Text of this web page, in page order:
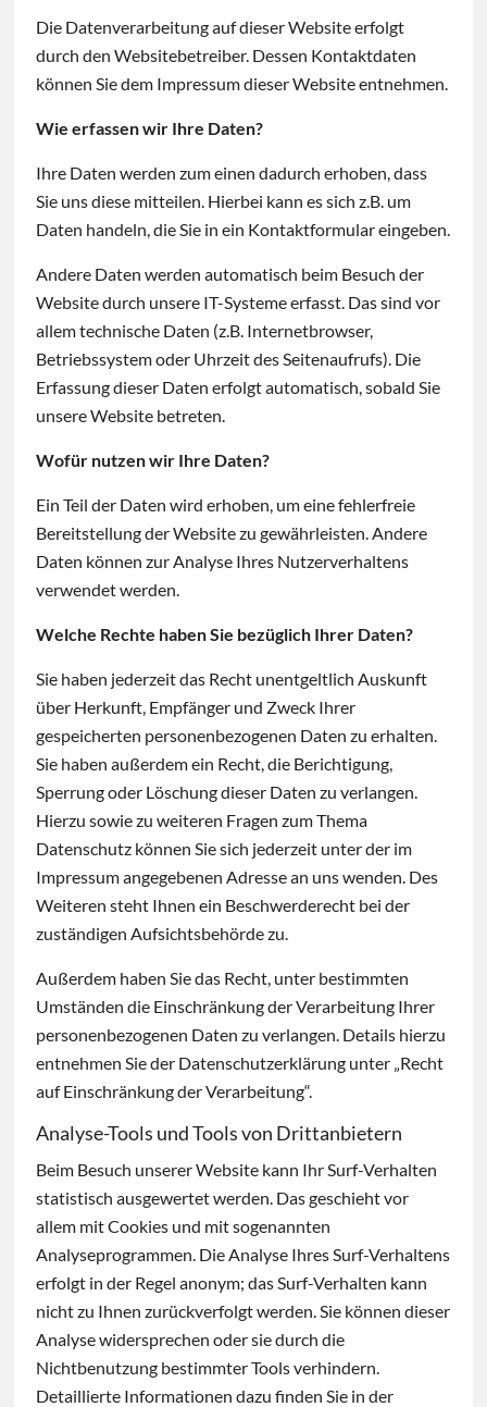
Die Datenverarbeitung auf dieser Website erfolgt
durch den Websitebetreiber. Dessen Kontaktdaten
können Sie dem Impressum dieser Website entnehmen.
Wie erfassen wir Ihre Daten?
Ihre Daten werden zum einen dadurch erhoben, dass
Sie uns diese mitteilen. Hierbei kann es sich z.B. um
Daten handeln, die Sie in ein Kontaktformular eingeben.
Andere Daten werden automatisch beim Besuch der
Website durch unsere IT-Systeme erfasst. Das sind vor
allem technische Daten (z.B. Internetbrowser,
Betriebssystem oder Uhrzeit des Seitenaufrufs). Die
Erfassung dieser Daten erfolgt automatisch, sobald Sie
unsere Website betreten.
Wofür nutzen wir Ihre Daten?
Ein Teil der Daten wird erhoben, um eine fehlerfreie
Bereitstellung der Website zu gewährleisten. Andere
Daten können zur Analyse Ihres Nutzerverhaltens
verwendet werden.
Welche Rechte haben Sie bezüglich Ihrer Daten?
Sie haben jederzeit das Recht unentgeltlich Auskunft
über Herkunft, Empfänger und Zweck Ihrer
gespeicherten personenbezogenen Daten zu erhalten.
Sie haben außerdem ein Recht, die Berichtigung,
Sperrung oder Löschung dieser Daten zu verlangen.
Hierzu sowie zu weiteren Fragen zum Thema
Datenschutz können Sie sich jederzeit unter der im
Impressum angegebenen Adresse an uns wenden. Des
Weiteren steht Ihnen ein Beschwerderecht bei der
zuständigen Aufsichtsbehörde zu.
Außerdem haben Sie das Recht, unter bestimmten
Umständen die Einschränkung der Verarbeitung Ihrer
personenbezogenen Daten zu verlangen. Details hierzu
entnehmen Sie der Datenschutzerklärung unter „Recht
auf Einschränkung der Verarbeitung“.
Analyse-Tools und Tools von Drittanbietern
Beim Besuch unserer Website kann Ihr Surf-Verhalten
statistisch ausgewertet werden. Das geschieht vor
allem mit Cookies und mit sogenannten
Analyseprogrammen. Die Analyse Ihres Surf-Verhaltens
erfolgt in der Regel anonym; das Surf-Verhalten kann
nicht zu Ihnen zurückverfolgt werden. Sie können dieser
Analyse widersprechen oder sie durch die
Nichtbenutzung bestimmter Tools verhindern.
Detaillierte Informationen dazu finden Sie in der